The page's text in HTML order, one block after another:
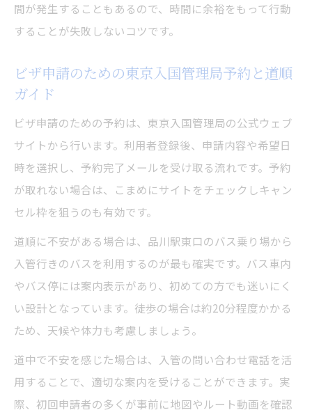
間が発生することもあるので、時間に余裕をもって行動
することが失敗しないコツです。
ビザ申請のための東京入国管理局予約と道順
ガイド
ビザ申請のための予約は、東京入国管理局の公式ウェブ
サイトから行います。利用者登録後、申請内容や希望日
時を選択し、予約完了メールを受け取る流れです。予約
が取れない場合は、こまめにサイトをチェックしキャン
セル枠を狙うのも有効です。
道順に不安がある場合は、品川駅東口のバス乗り場から
入管行きのバスを利用するのが最も確実です。バス車内
やバス停には案内表示があり、初めての方でも迷いにく
い設計となっています。徒歩の場合は約20分程度かかる
ため、天候や体力も考慮しましょう。
道中で不安を感じた場合は、入管の問い合わせ電話を活
用することで、適切な案内を受けることができます。実
際、初回申請者の多くが事前に地図やルート動画を確認